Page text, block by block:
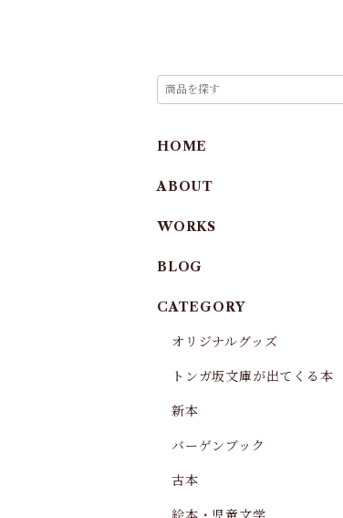
HOME
ABOUT
WORKS
BLOG
CATEGORY
オリジナルグッズ
トンガ坂文庫が出てくる本
新本
バーゲンブック
古本